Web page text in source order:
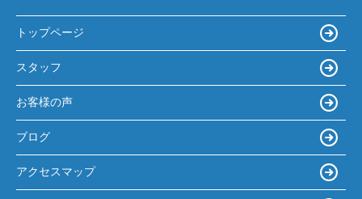
トップページ
スタッフ
お客様の声
ブログ
アクセスマップ